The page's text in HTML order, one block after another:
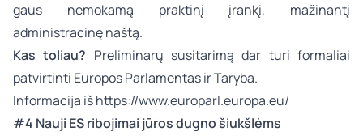
gaus nemokamą praktinį įrankį, mažinantį
administracinę naštą.
Kas toliau? Preliminarų susitarimą dar turi formaliai
patvirtinti Europos Parlamentas ir Taryba.
Informacija išhttps://www.europarl.europa.eu/
#4 Nauji ES ribojimai jūros dugno šiukšlėms